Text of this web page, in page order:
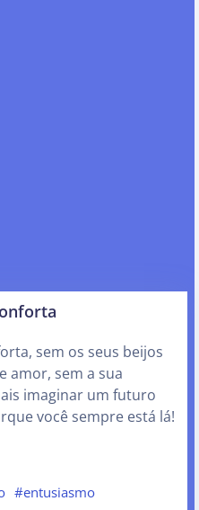
sem os seus beijos
amor, sem a sua
imaginar um futuro
você sempre está lá!
#entusiasmo